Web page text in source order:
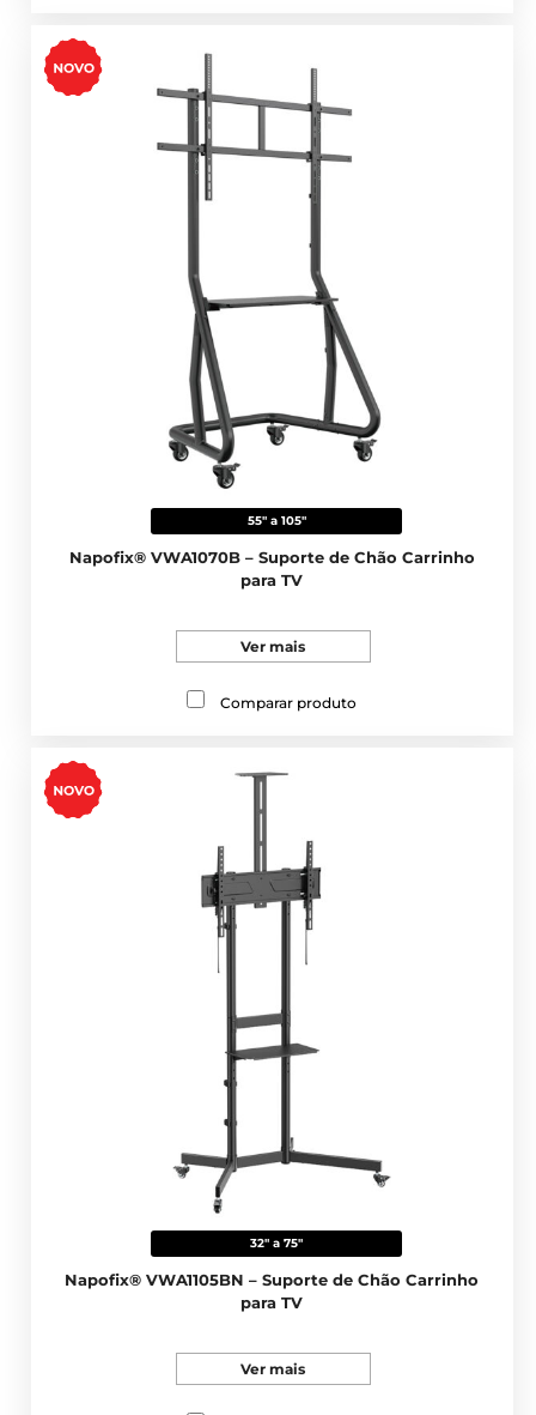
55" a 105"
Napofix® VWA1070B – Suporte de Chão Carrinho
para TV
Ver mais
Comparar produto
32" a 75"
Napofix® VWA1105BN – Suporte de Chão Carrinho
para TV
Ver mais